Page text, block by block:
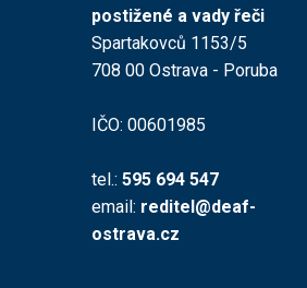
postižené a vady řeči
Spartakovců 1153/5
708 00 Ostrava - Poruba
IČO: 00601985
tel.: 595 694 547
email: reditel@deaf-
ostrava.cz